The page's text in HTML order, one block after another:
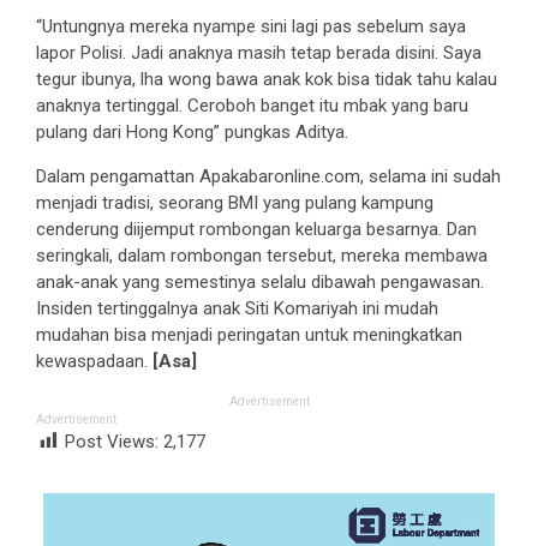
“Untungnya mereka nyampe sini lagi pas sebelum saya
lapor Polisi. Jadi anaknya masih tetap berada disini. Saya
tegur ibunya, lha wong bawa anak kok bisa tidak tahu kalau
anaknya tertinggal. Ceroboh banget itu mbak yang baru
pulang dari Hong Kong” pungkas Aditya.
Dalam pengamattan Apakabaronline.com, selama ini sudah
menjadi tradisi, seorang BMI yang pulang kampung
cenderung diijemput rombongan keluarga besarnya. Dan
seringkali, dalam rombongan tersebut, mereka membawa
anak-anak yang semestinya selalu dibawah pengawasan.
Insiden tertinggalnya anak Siti Komariyah ini mudah
mudahan bisa menjadi peringatan untuk meningkatkan
kewaspadaan.
[Asa]
Advertisement
Advertisement
Post Views: 2,177